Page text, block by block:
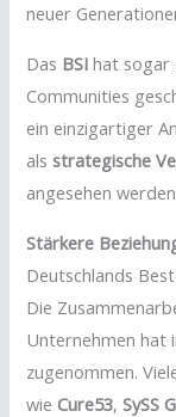
neuer
Das BSI hat sogar
Communities
ein einzigartiger
alsstrategische
angesehen
Stärkere
Deutschlands
Die
Unternehmen hat
zugenommen.
wie Cure53,SySS